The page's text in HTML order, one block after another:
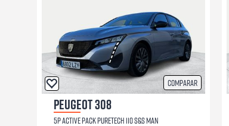
Comparar
PEUGEOT 308
5P ACTIVE PACK PURETECH 110 S&S MAN